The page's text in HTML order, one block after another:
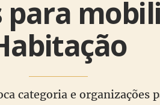
categoria e organizações